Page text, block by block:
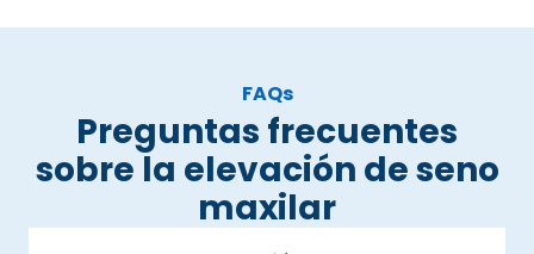
FAQs
Preguntas frecuentes
sobre la elevación de seno
maxilar